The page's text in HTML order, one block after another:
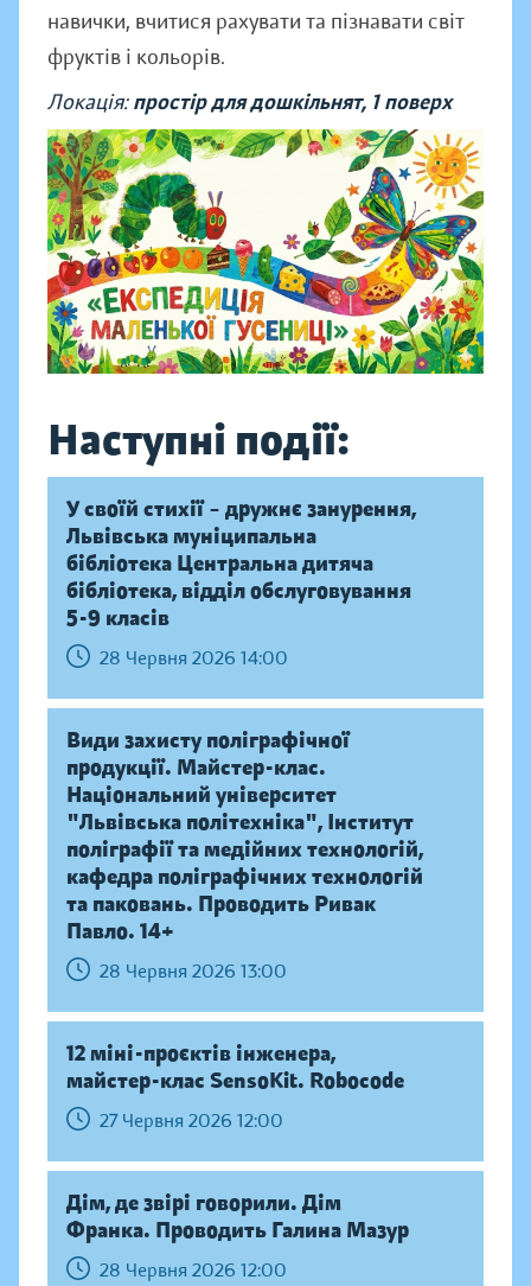
навички, вчитися рахувати та пізнавати світ
фруктів і кольорів.
Локація:простір для дошкільнят, 1 поверх
Наступні події:
У своїй стихії – дружнє занурення,
Львівська муніципальна
бібліотека Центральна дитяча
бібліотека, відділ обслуговування
5-9 класів
28 Червня 2026 14:00
Види захисту поліграфічної
продукції. Майстер-клас.
Національний університет
"Львівська політехніка", Інститут
поліграфії та медійних технологій,
кафедра поліграфічних технологій
та паковань. Проводить Ривак
Павло. 14+
28 Червня 2026 13:00
12 міні-проєктів інженера,
майстер-клас SensoKit. Robocode
27 Червня 2026 12:00
Дім, де звірі говорили. Дім
Франка. Проводить Галина Мазур
28 Червня 2026 12:00